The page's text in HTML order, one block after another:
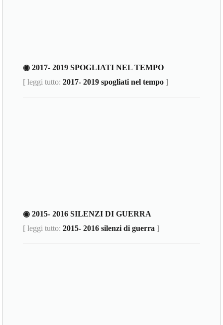
◉ 2017- 2019 SPOGLIATI NEL TEMPO
[ leggi tutto:2017- 2019 spogliati nel tempo ]
◉ 2015- 2016 SILENZI DI GUERRA
[ leggi tutto:2015- 2016 silenzi di guerra ]